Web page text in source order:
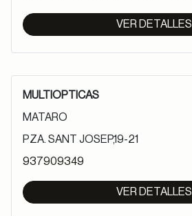
VER DETALLES
MULTIOPTICAS
MATARO
PZA. SANT JOSEP,19-21
937909349
VER DETALLES